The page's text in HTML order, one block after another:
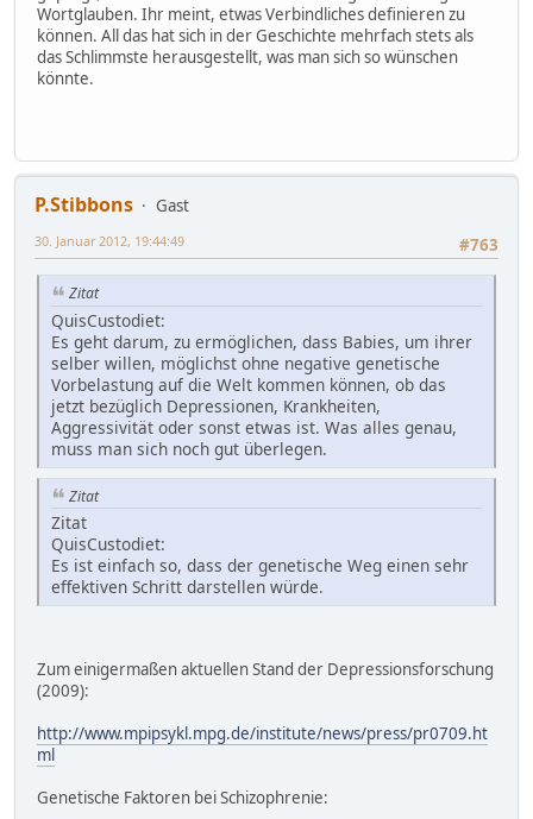
Wortglauben. Ihr meint, etwas Verbindliches definieren zu
können. All das hat sich in der Geschichte mehrfach stets als
das Schlimmste herausgestellt, was man sich so wünschen
könnte.
P.Stibbons
Gast
#763
30. Januar 2012, 19:44:49
Zitat
QuisCustodiet:
Es geht darum, zu ermöglichen, dass Babies, um ihrer
selber willen, möglichst ohne negative genetische
Vorbelastung auf die Welt kommen können, ob das
jetzt bezüglich Depressionen, Krankheiten,
Aggressivität oder sonst etwas ist. Was alles genau,
muss man sich noch gut überlegen.
Zitat
Zitat
QuisCustodiet:
Es ist einfach so, dass der genetische Weg einen sehr
effektiven Schritt darstellen würde.
Zum einigermaßen aktuellen Stand der Depressionsforschung
(2009):
http://www.mpipsykl.mpg.de/institute/news/press/pr0709.ht
ml
Genetische Faktoren bei Schizophrenie: